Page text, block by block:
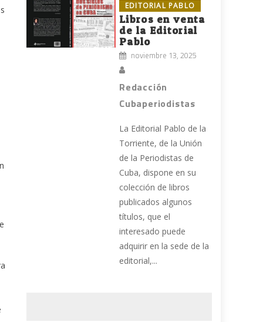
EDITORIAL PABLO
Libros en venta
de la Editorial
Pablo
noviembre 13, 2025
Redacción
Cubaperiodistas
La Editorial Pablo de la
Torriente, de la Unión
de la Periodistas de
Cuba, dispone en su
colección de libros
publicados algunos
títulos, que el
interesado puede
adquirir en la sede de la
editorial,...